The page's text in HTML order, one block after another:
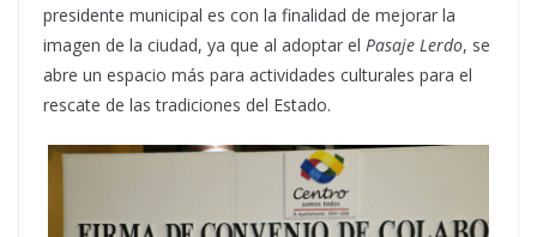
presidente municipal es con la finalidad de mejorar la
imagen de la ciudad, ya que al adoptar el Pasaje Lerdo, se
abre un espacio más para actividades culturales para el
rescate de las tradiciones del Estado.